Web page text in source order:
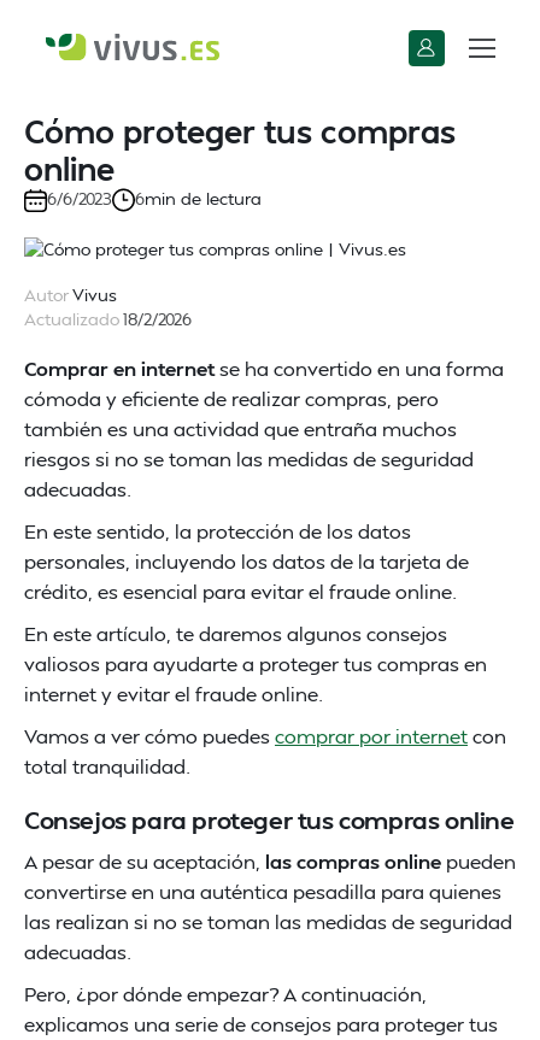
Cómo proteger tus compras
online
6/6/2023 6min de lectura
AutorVivus
Actualizado18/2/2026
Comprar en internetse ha convertido en una forma
cómoda y eficiente de realizar compras, pero
también es una actividad que entraña muchos
riesgos si no se toman las medidas de seguridad
adecuadas.
En este sentido, la protección de los datos
personales, incluyendo los datos de la tarjeta de
crédito, es esencial para evitar el fraude online.
En este artículo, te daremos algunos consejos
valiosos para ayudarte a proteger tus compras en
internet y evitar el fraude online.
Vamos a ver cómo puedescomprar por internetcon
total tranquilidad.
Consejos para proteger tus compras online
A pesar de su aceptación, las compras online pueden
convertirse en una auténtica pesadilla para quienes
las realizan si no se toman las medidas de seguridad
adecuadas.
Pero, ¿por dónde empezar? A continuación,
explicamos una serie de consejos para proteger tus